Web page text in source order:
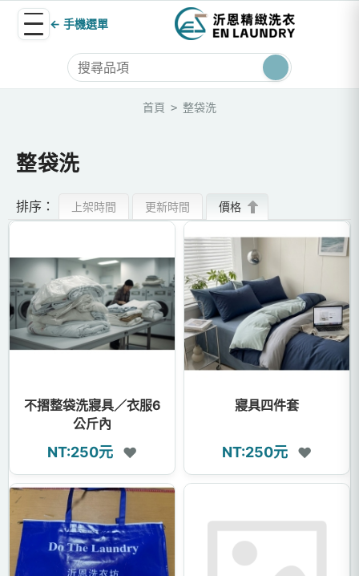
← 手機選單
首頁 > 整袋洗
整袋洗
排序： 上架時間 更新時間 價格
不摺整袋洗寢具／衣服6
公斤內
NT:250元 ❤
寢具四件套
NT:250元 ❤